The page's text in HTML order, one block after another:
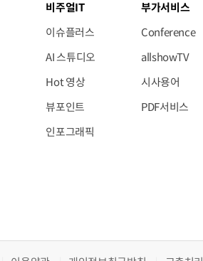
비주얼IT
이슈플러스
AI 스튜디오
Hot 영상
뷰포인트
인포그래픽
부가서비스
Conference
allshowTV
시사용어
PDF서비스